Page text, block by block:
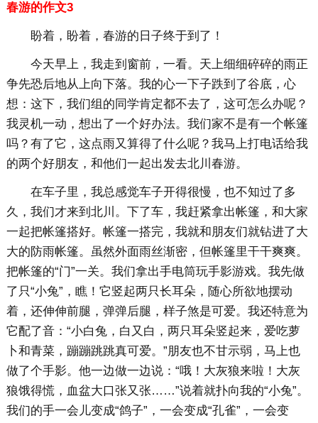
春游的作文3
盼着，盼着，春游的日子终于到了！
今天早上，我走到窗前，一看。天上细细碎碎的雨正
争先恐后地从上向下落。我的心一下子跌到了谷底，心
想：这下，我们组的同学肯定都不去了，这可怎么办呢？
我灵机一动，想出了一个好办法。我们家不是有一个帐篷
吗？有了它，这点雨又算得了什么呢？我马上打电话给我
的两个好朋友，和他们一起出发去北川春游。
在车子里，我总感觉车子开得很慢，也不知过了多
久，我们才来到北川。下了车，我赶紧拿出帐篷，和大家
一起把帐篷搭好。帐篷一搭完，我就和朋友们就钻进了大
大的防雨帐篷。虽然外面雨丝渐密，但帐篷里干干爽爽。
把帐篷的“门”一关。我们拿出手电筒玩手影游戏。我先做
了只“小兔”，瞧！它竖起两只长耳朵，随心所欲地摆动
着，还伸伸前腿，弹弹后腿，样子煞是可爱。我还特意为
它配了音：“小白兔，白又白，两只耳朵竖起来，爱吃萝
卜和青菜，蹦蹦跳跳真可爱。”朋友也不甘示弱，马上也
做了个手影。他一边做一边说：“哦！大灰狼来啦！大灰
狼饿得慌，血盆大口张又张……”说着就扑向我的“小兔”。
我们的手一会儿变成“鸽子”，一会变成“孔雀”，一会变